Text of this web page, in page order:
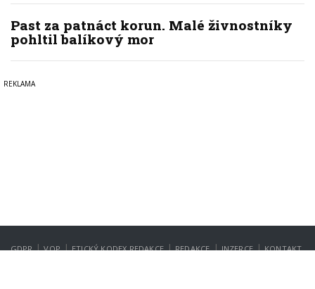
Past za patnáct korun. Malé živnostníky
pohltil balíkový mor
GDPR | VOP | ETICKÝ KODEX REDAKCE | REDAKCE | INZERCE | KONTAKT